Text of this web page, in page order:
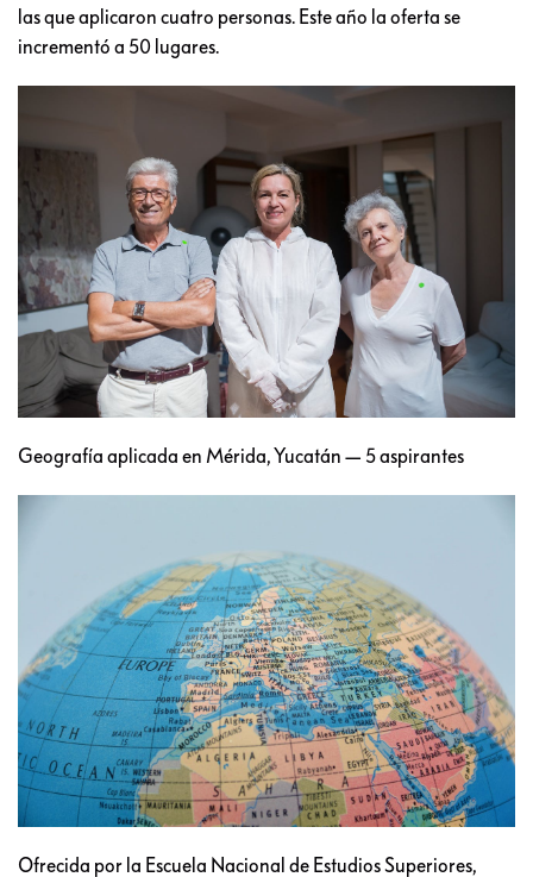
las que aplicaron cuatro personas. Este año la oferta se
incrementó a 50 lugares.
Geografía aplicada en Mérida, Yucatán — 5 aspirantes
Ofrecida por la Escuela Nacional de Estudios Superiores,